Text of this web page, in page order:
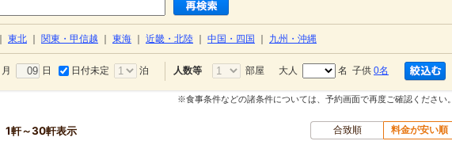
東北 関東・甲信越 東海 近畿・北陸 中国・四国 九州・沖縄
月 日 日付未定 泊 人数等 部屋 大人 名 子供 0名
※食事条件などの諸条件については、予約画面で再度ご確認ください。
1軒～30軒表示 合致順 料金が安い順